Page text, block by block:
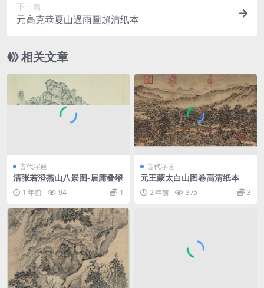
下一篇
元高克恭夏山過雨圖超清纸本
相关文章
古代字画
清张若澄燕山八景图-居庸叠翠
1 年前 94 1
古代字画
元王蒙太白山图卷高清纸本
2 年前 375 3